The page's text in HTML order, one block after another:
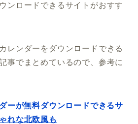
ンロードできるサイトがおすす
レンダーをダウンロードできる
事でまとめているので、参考に
ーが無料ダウンロードできるサ
れな北欧風も